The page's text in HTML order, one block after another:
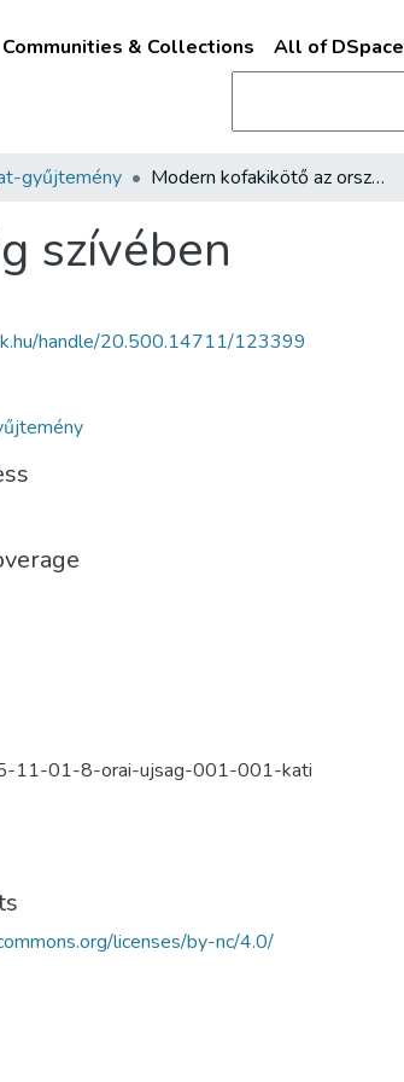
Communities & Collections All of DSpace
gyűjtemény Modern kofakikötő az ország szívében
szívében
handle/20.500.14711/123399
11-01-8-orai-ujsag-001-001-kati
licenses/by-nc/4.0/